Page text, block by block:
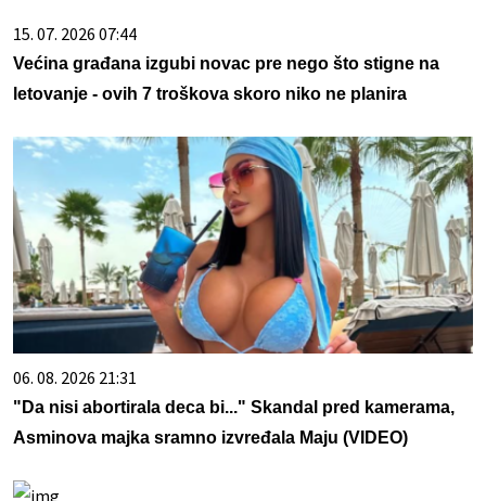
15. 07. 2026 07:44
Većina građana izgubi novac pre nego što stigne na
letovanje - ovih 7 troškova skoro niko ne planira
06. 08. 2026 21:31
"Da nisi abortirala deca bi..." Skandal pred kamerama,
Asminova majka sramno izvređala Maju (VIDEO)